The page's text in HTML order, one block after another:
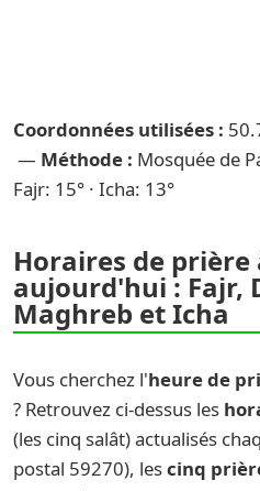
Coordonnées utilisées :
— Méthode : Mosquée de
Fajr: 15° · Icha: 13°
Horaires de prière
aujourd'hui : Fajr,
Maghreb et Icha
Vous cherchez l'heure de
? Retrouvez ci-dessus les
(les cinq salât) actualisés
postal 59270), lescinq